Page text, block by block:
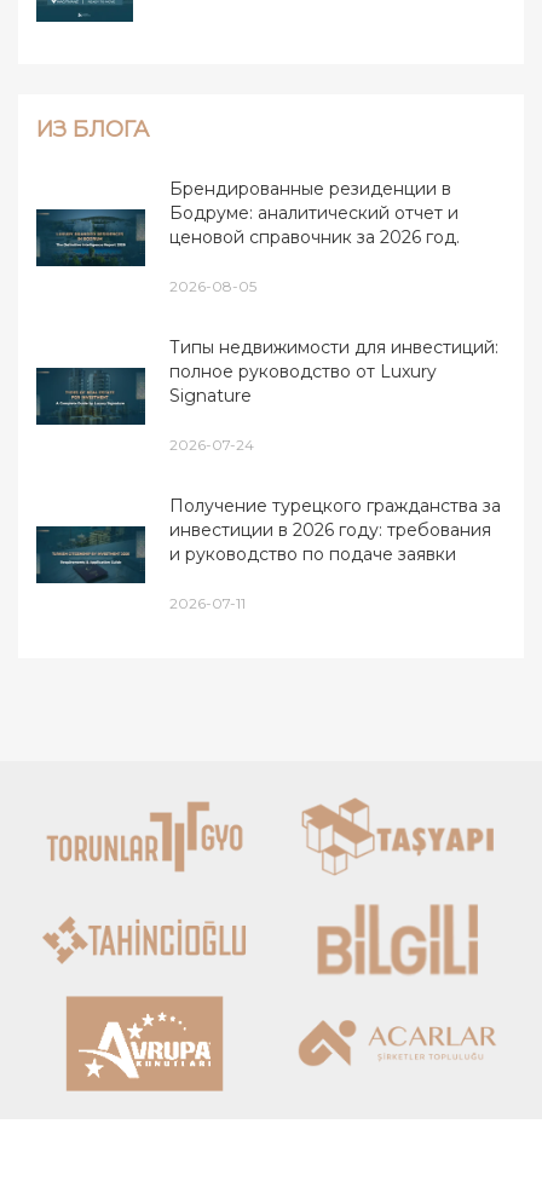
ИЗ БЛОГА
Брендированные резиденции в
Бодруме: аналитический отчет и
ценовой справочник за 2026 год.
2026-08-05
Типы недвижимости для инвестиций:
полное руководство от Luxury
Signature
2026-07-24
Получение турецкого гражданства за
инвестиции в 2026 году: требования
и руководство по подаче заявки
2026-07-11